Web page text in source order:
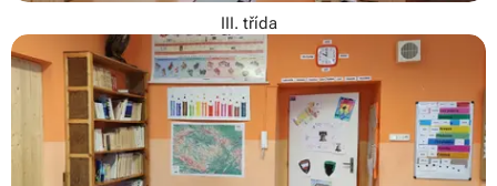
III. třída